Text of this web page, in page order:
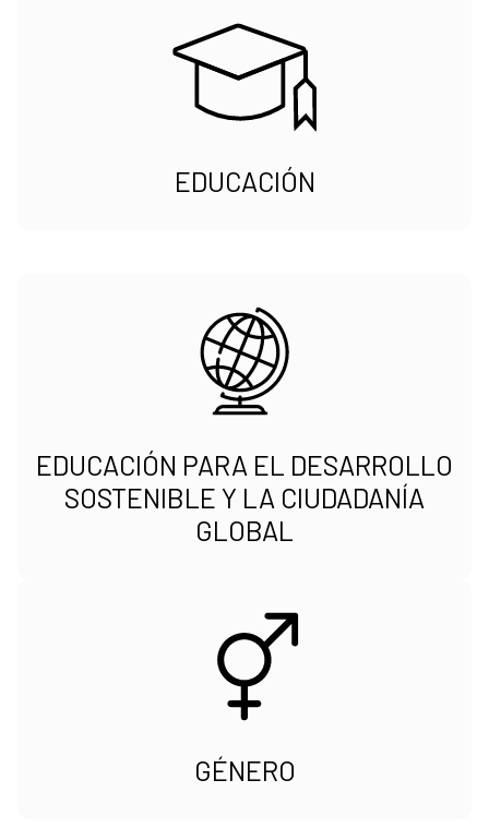
EDUCACIÓN
EDUCACIÓN PARA EL DESARROLLO
SOSTENIBLE Y LA CIUDADANÍA
GLOBAL
GÉNERO